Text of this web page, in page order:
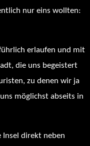
nur eins wollten:
erlaufen und mit
die uns begeistert
zu denen wir ja
möglichst abseits in
Insel direkt neben